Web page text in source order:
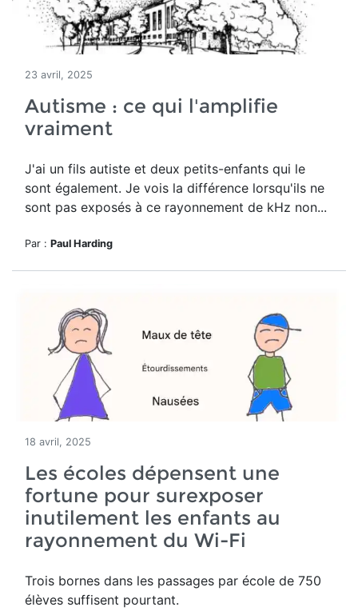
23 avril, 2025
Autisme : ce qui l'amplifie
vraiment
J'ai un fils autiste et deux petits-enfants qui le
sont également. Je vois la différence lorsqu'ils ne
sont pas exposés à ce rayonnement de kHz non...
Par : Paul Harding
18 avril, 2025
Les écoles dépensent une
fortune pour surexposer
inutilement les enfants au
rayonnement du Wi-Fi
Trois bornes dans les passages par école de 750
élèves suffisent pourtant.